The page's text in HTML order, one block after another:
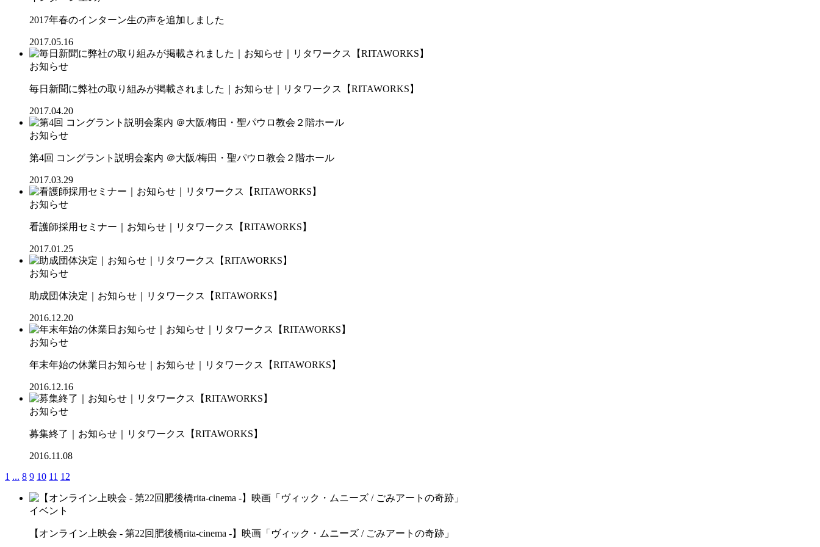
2017年春のインターン生の声を追加しました
2017.05.16
お知らせ
毎日新聞に弊社の取り組みが掲載されました｜お知らせ｜リタワークス【RITAWORKS】
2017.04.20
お知らせ
第4回 コングラント説明会案内 ＠大阪/梅田・聖パウロ教会２階ホール
2017.03.29
お知らせ
看護師採用セミナー｜お知らせ｜リタワークス【RITAWORKS】
2017.01.25
お知らせ
助成団体決定｜お知らせ｜リタワークス【RITAWORKS】
2016.12.20
お知らせ
年末年始の休業日お知らせ｜お知らせ｜リタワークス【RITAWORKS】
2016.12.16
お知らせ
募集終了｜お知らせ｜リタワークス【RITAWORKS】
2016.11.08
1 ... 8 9 10 11 12
イベント
【オンライン上映会 - 第22回肥後橋rita-cinema -】映画「ヴィック・ムニーズ / ごみアートの奇跡」